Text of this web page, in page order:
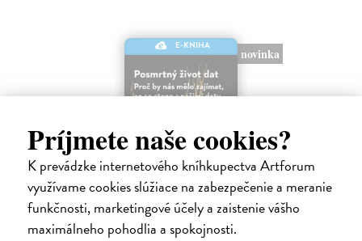
Príjmete naše cookies?
K prevádzke internetového kníhkupectva Artforum
využívame cookies slúžiace na zabezpečenie a meranie
funkčnosti, marketingové účely a zaistenie vášho
maximálneho pohodlia a spokojnosti.
E-KNIHA
novinka
Posmrtný život dat